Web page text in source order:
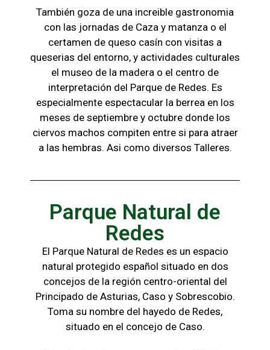
También goza de una increible gastronomia
con las jornadas de Caza y matanza o el
certamen de queso casín con visitas a
queserias del entorno, y actividades culturales
el museo de la madera o el centro de
interpretación del Parque de Redes. Es
especialmente espectacular la berrea en los
meses de septiembre y octubre donde los
ciervos machos compiten entre si para atraer
a las hembras. Asi como diversos Talleres.
Parque Natural de
Redes
El Parque Natural de Redes es un espacio
natural protegido español situado en dos
concejos de la región centro-oriental del
Principado de Asturias, Caso y Sobrescobio.
Toma su nombre del hayedo de Redes,
situado en el concejo de Caso.